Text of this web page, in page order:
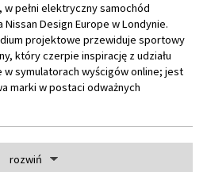
w pełni elektryczny samochód
Design Europe w Londynie.
projektowe przewiduje sportowy
który czerpie inspirację z udziału
w symulatorach wyścigów online; jest
marki w postaci odważnych
rozwiń